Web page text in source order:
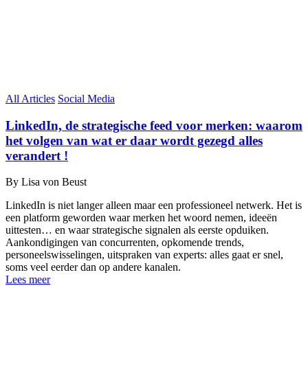
All Articles Social Media
LinkedIn, de strategische feed voor merken: waarom
het volgen van wat er daar wordt gezegd alles
verandert !
By Lisa von Beust
LinkedIn is niet langer alleen maar een professioneel netwerk. Het is
een platform geworden waar merken het woord nemen, ideeën
uittesten… en waar strategische signalen als eerste opduiken.
Aankondigingen van concurrenten, opkomende trends,
personeelswisselingen, uitspraken van experts: alles gaat er snel,
soms veel eerder dan op andere kanalen.
Lees meer